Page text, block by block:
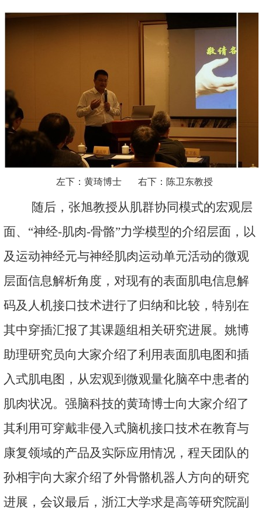
左下：黄琦博士 右下：陈卫东教授
随后，张旭教授从肌群协同模式的宏观层
面、“神经-肌肉-骨骼”力学模型的介绍层面，以
及运动神经元与神经肌肉运动单元活动的微观
层面信息解析角度，对现有的表面肌电信息解
码及人机接口技术进行了归纳和比较，特别在
其中穿插汇报了其课题组相关研究进展。姚博
助理研究员向大家介绍了利用表面肌电图和插
入式肌电图，从宏观到微观量化脑卒中患者的
肌肉状况。强脑科技的黄琦博士向大家介绍了
其利用可穿戴非侵入式脑机接口技术在教育与
康复领域的产品及实际应用情况，程天团队的
孙相宇向大家介绍了外骨骼机器人方向的研究
进展，会议最后，浙江大学求是高等研究院副